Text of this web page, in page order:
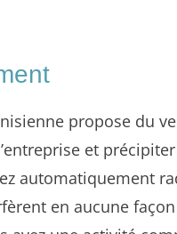
propose du
et
automatiquement
en aucune